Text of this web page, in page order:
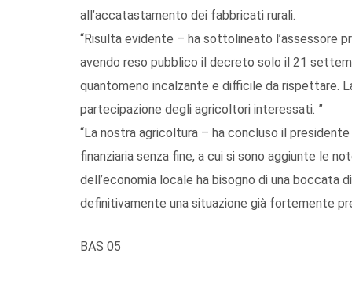
all’accatastamento dei fabbricati rurali.
“Risulta evidente – ha sottolineato l’assessore
avendo reso pubblico il decreto solo il 21
quantomeno incalzante e difficile da rispettare.
partecipazione degli agricoltori interessati. ”
“La nostra agricoltura – ha concluso il
finanziaria senza fine, a cui si sono aggiunte le
dell’economia locale ha bisogno di una boccata
definitivamente una situazione già fortemente
BAS 05